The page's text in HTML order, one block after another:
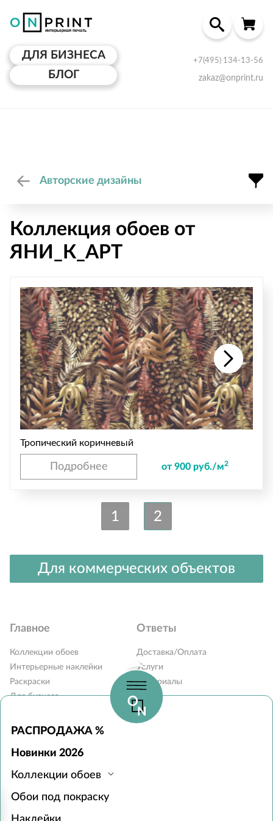
ДЛЯ БИЗНЕСА
БЛОГ
+7(495) 134-13-56
zakaz@onprint.ru
РАСПРОДАЖА %
Новинки 2026
Коллекции обоев
Обои под покраску
Авторские дизайны
Коллекция обоев от
ЯНИ_К_АРТ
Тропический коричневый
Подробнее от 900 руб./м2
1 2
Для коммерческих объектов
Главное
Коллекции обоев
Интерьерные наклейки
Раскраски
Для бизнеса
Ответы
Доставка/Оплата
Услуги
Материалы
Блог
Вопросы и ответы
Контакты
с 10:00 до 19:00 без выходных